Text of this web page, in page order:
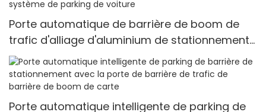
Porte automatique de barrière de boom de
trafic d'alliage d'aluminium de stationnement
d'entrée de système de parking de voiture
Porte automatique intelligente de parking de